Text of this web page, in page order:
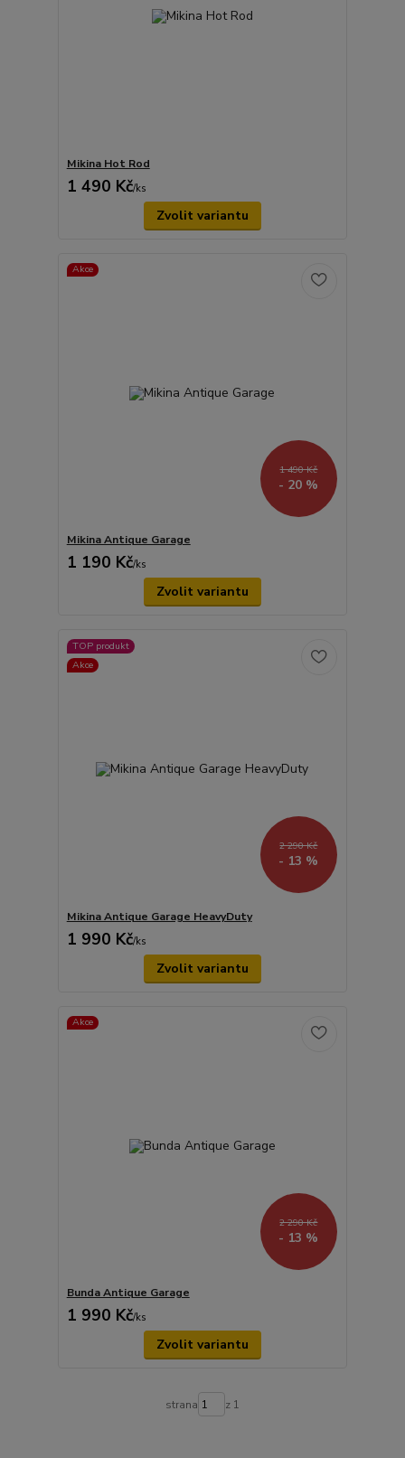
Mikina Hot Rod
1 490 Kč/ks
Zvolit variantu
Akce
1 490 Kč
- 20 %
Mikina Antique Garage
1 190 Kč/ks
Zvolit variantu
TOP produkt
Akce
2 290 Kč
- 13 %
Mikina Antique Garage HeavyDuty
1 990 Kč/ks
Zvolit variantu
Akce
2 290 Kč
- 13 %
Bunda Antique Garage
1 990 Kč/ks
Zvolit variantu
strana z 1